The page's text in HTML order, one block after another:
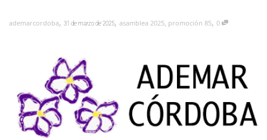
ademarcordoba, 31 de marzo de 2025, asamblea 2025, promoción 85, 0